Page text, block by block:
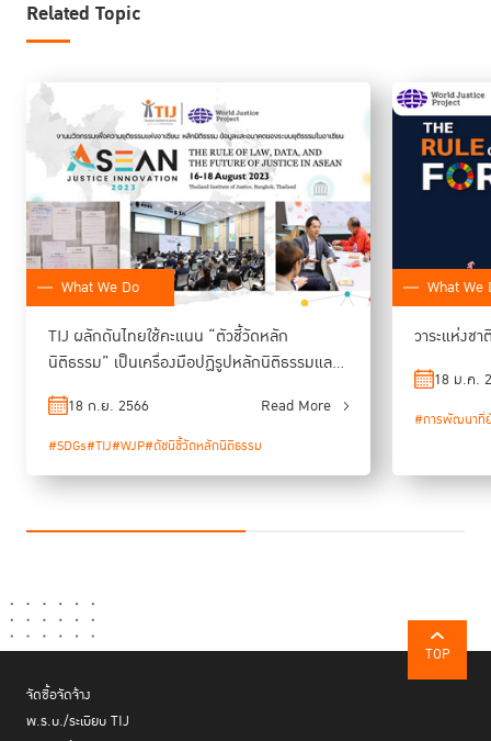
ของประชาชนที่จะติดตามตรวจสอบและได้รับบริการที่ดียังติดล็อคอยู่
ด้านดาวัลย์ จันทรหัสดีเจ้าหน้าที่อาวุโสและที่ปรึกษาชุมชน มูลนิธิบูรณะนิเวศ
ผู้ต่อสู้เรื่องบำบัดน้ำเสียคลองด่าน เผยถึง
ความยากลำบากในการเปิดเผย
ข้อมูลภาครัฐในอดีตว่าจะต้องมีความมุ่งมั่นจริงจังที่จะต่อสู้เพื่อส่วนรวมแล้ว
จะมีแนวร่วมทั้งจากคนในหน่วยงานภาครัฐ สื่อมวลชน รวมทั้งองค์กรไม่แสวงผล
กำไร เข้ามาช่วยเหลือ ให้ข้อมูลที่จำเป็นในการติดตามตรวจสอบการทำงานของ
ภาครัฐ ทำให้มองเห็นทั้งภาพรวมและช่องโหว่ของปัญหา นำไปสู่การเรียกร้อง
จริง”
ปลดล็อคอำนาจประชาชน
Related Topic
What We Do
TIJ ผลักดันไทยใช้คะแนน “ตัวชี้วัดหลัก
นิติธรรม” เป็นเครื่องมือปฏิรูปหลักนิติธรรมและ
กระบวนการยุติธรรม
18 ก.ย. 2566 Read More
#SDGs#TIJ#WJP#ดัชนีชี้วัดหลักนิติธรรม
What We
วาระแห่งช
18 ม.ค.
#การพัฒนาที่
TOP
จัดซื้อจัดจ้าง
พ.ร.บ./ระเบียบ TIJ